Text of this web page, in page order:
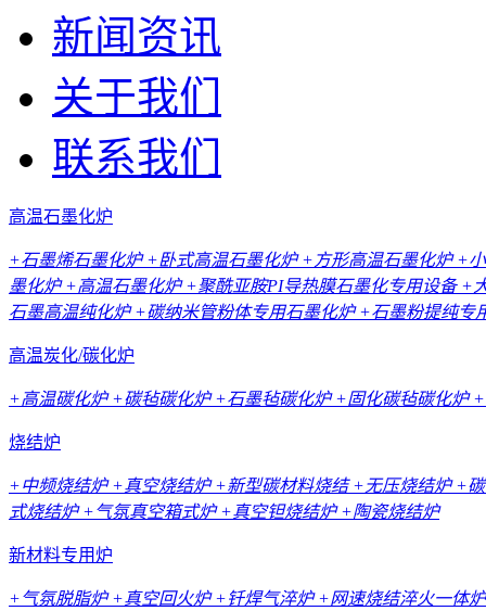
新闻资讯
关于我们
联系我们
高温石墨化炉
+石墨烯石墨化炉+卧式高温石墨化炉+方形高温石墨化炉+
墨化炉+高温石墨化炉+聚酰亚胺PI导热膜石墨化专用设备 +
石墨高温纯化炉+碳纳米管粉体专用石墨化炉+石墨粉提纯专
高温炭化/碳化炉
+高温碳化炉+碳毡碳化炉+石墨毡碳化炉+固化碳毡碳化炉
烧结炉
+中频烧结炉+真空烧结炉+新型碳材料烧结+无压烧结炉+
式烧结炉+气氛真空箱式炉+真空钽烧结炉+陶瓷烧结炉
新材料专用炉
+气氛脱脂炉+真空回火炉+钎焊气淬炉+网速烧结淬火一体炉